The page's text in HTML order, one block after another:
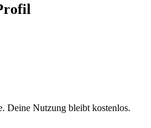
Deine Nutzung bleibt kostenlos.